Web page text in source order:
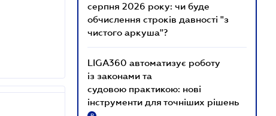
серпня 2026 року: чи буде
обчислення строків давності "з
чистого аркуша"?
LIGA360 автоматизує роботу
із законами та
судовою практикою: нові
інструменти для точніших рішень